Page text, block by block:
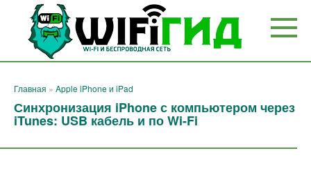
Перейти
контенту
Главная » Apple iPhone и iPad
Синхронизация iPhone с компьютером через
iTunes: USB кабель и по Wi-Fi